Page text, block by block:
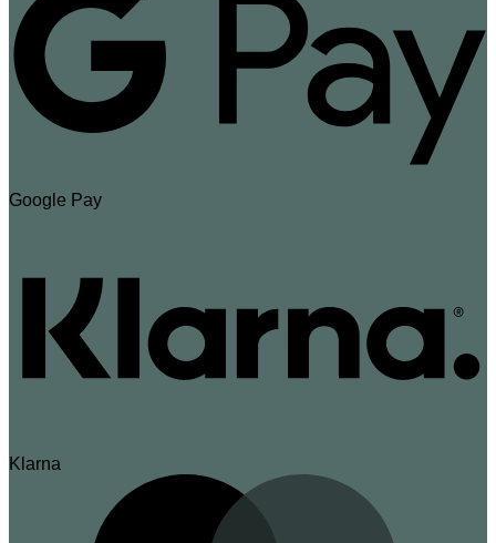
Google Pay
Klarna